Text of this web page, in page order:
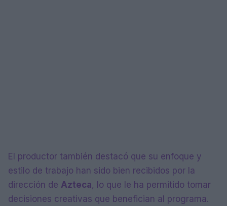
El productor también destacó que su enfoque y
estilo de trabajo han sido bien recibidos por la
dirección de Azteca, lo que le ha permitido tomar
decisiones creativas que benefician al programa.